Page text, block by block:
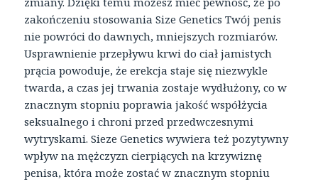
zakończeniu stosowania Size Genetics Twój penis
nie powróci do dawnych, mniejszych rozmiarów.
Usprawnienie przepływu krwi do ciał jamistych
prącia powoduje, że erekcja staje się niezwykle
twarda, a czas jej trwania zostaje wydłużony, co w
znacznym stopniu poprawia jakość współżycia
seksualnego i chroni przed przedwczesnymi
wytryskami. Sieze Genetics wywiera też pozytywny
wpływ na mężczyzn cierpiących na krzywiznę
penisa, która może zostać w znacznym stopniu